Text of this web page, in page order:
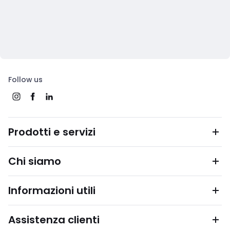
Follow us
Prodotti e servizi
Chi siamo
Informazioni utili
Assistenza clienti